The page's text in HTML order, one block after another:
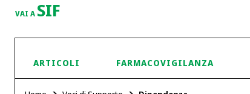
VAI A SIF
ARTICOLI FARMACOVIGILANZA